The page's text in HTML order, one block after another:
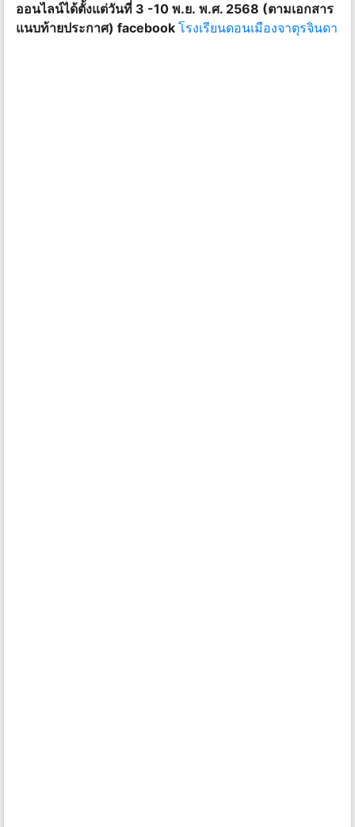
ออนไลน์ได้ตั้งแต่วันที่ 3 -10 พ.ย. พ.ศ. 2568 (ตามเอกสาร
แนบท้ายประกาศ) facebook โรงเรียนดอนเมืองจาตุรจินดา